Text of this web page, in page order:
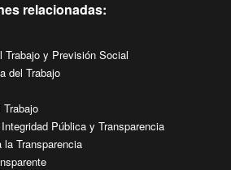
relacionadas:
Trabajo y Previsión Social
del Trabajo
Trabajo
Pública y Transparencia
la Transparencia